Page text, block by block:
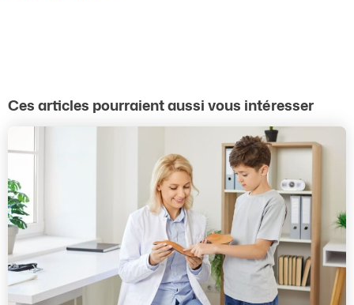
Ces articles pourraient aussi vous intéresser